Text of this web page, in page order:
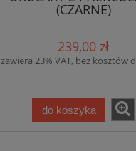
(CZARNE)
239,00 zł
zawiera 23% VAT, bez kosztów
do koszyka